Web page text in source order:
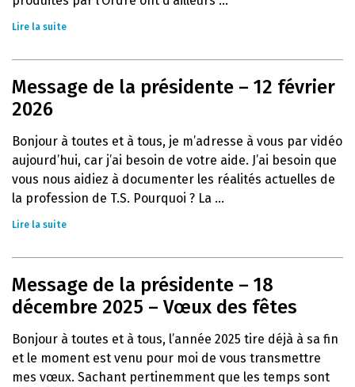
Lire la suite
Message de la présidente – 12 février
2026
Bonjour à toutes et à tous, je m’adresse à vous par vidéo
aujourd’hui, car j’ai besoin de votre aide. J’ai besoin que
vous nous aidiez à documenter les réalités actuelles de
la profession de T.S. Pourquoi ? La ...
Lire la suite
Message de la présidente – 18
décembre 2025 – Vœux des fêtes
Bonjour à toutes et à tous, l’année 2025 tire déjà à sa fin
et le moment est venu pour moi de vous transmettre
mes vœux. Sachant pertinemment que les temps sont